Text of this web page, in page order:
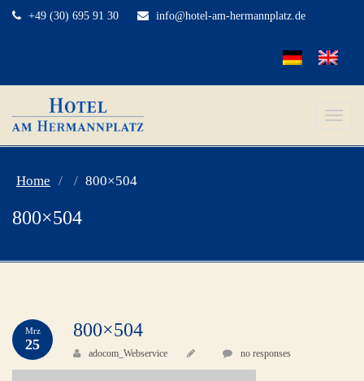
+49 (30) 695 91 30 info@hotel-am-hermannplatz.de
Toggle
Home 800×504
800×504
Mrz
25
800×504
adocom_Webservice no responses